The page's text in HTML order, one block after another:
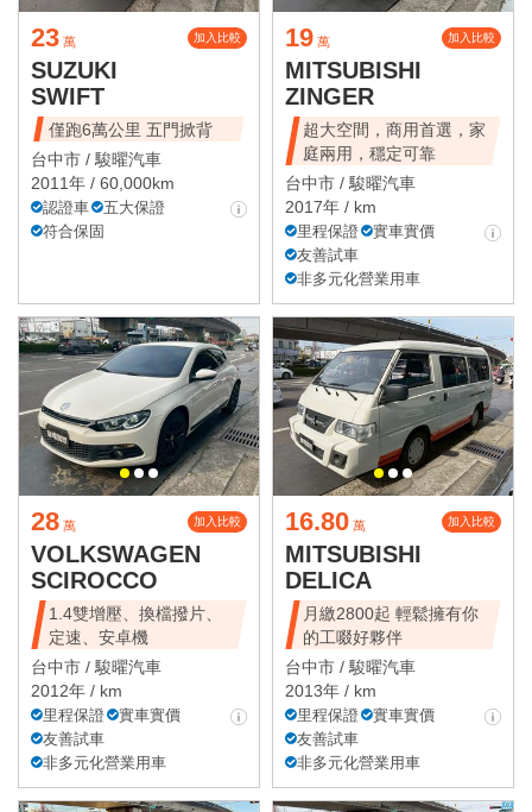
23 萬 加入比較
SUZUKI
SWIFT
僅跑6萬公里 五門掀背
台中市 / 駿曜汽車
2011年 / 60,000km
認證車
五大保證
符合保固
19 萬 加入比較
MITSUBISHI
ZINGER
超大空間，商用首選，家
庭兩用，穩定可靠
台中市 / 駿曜汽車
2017年 / km
里程保證
實車實價
友善試車
非多元化營業用車
28 萬 加入比較
VOLKSWAGEN
SCIROCCO
1.4雙增壓、換檔撥片、
定速、安卓機
台中市 / 駿曜汽車
2012年 / km
里程保證
實車實價
友善試車
非多元化營業用車
16.80 萬 加入比較
MITSUBISHI
DELICA
月繳2800起 輕鬆擁有你
的工啜好夥伴
台中市 / 駿曜汽車
2013年 / km
里程保證
實車實價
友善試車
非多元化營業用車